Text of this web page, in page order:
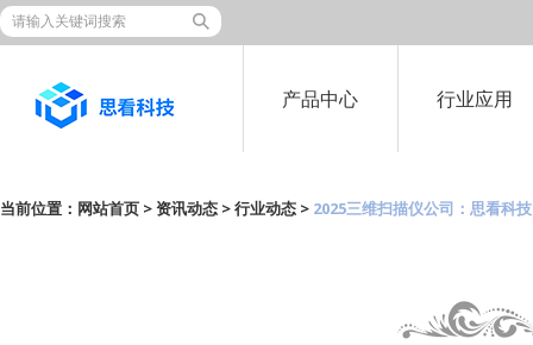
产品中心 行业应用
当前位置： 网站首页 >资讯动态 >行业动态 > 2025三维扫描仪公司：思看科